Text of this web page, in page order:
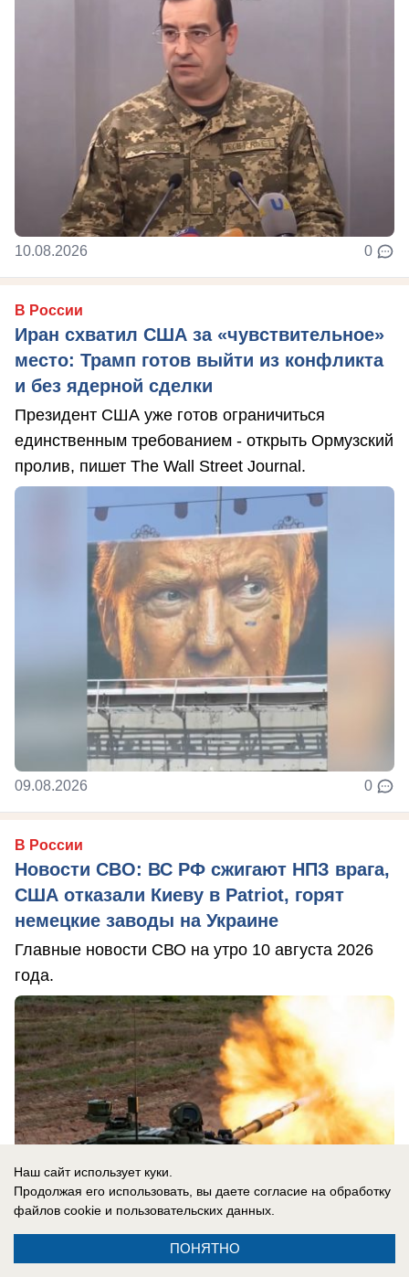
10.08.2026 0
В России
Иран схватил США за «чувствительное»
место: Трамп готов выйти из конфликта
и без ядерной сделки
Президент США уже готов ограничиться
единственным требованием - открыть Ормузский
пролив, пишет The Wall Street Journal.
09.08.2026 0
В России
Новости СВО: ВС РФ сжигают НПЗ врага,
США отказали Киеву в Patriot, горят
немецкие заводы на Украине
Главные новости СВО на утро 10 августа 2026
года.
Наш сайт использует куки.
Продолжая его использовать, вы даете согласие на обработку
файлов cookie и пользовательских данных.
ПОНЯТНО